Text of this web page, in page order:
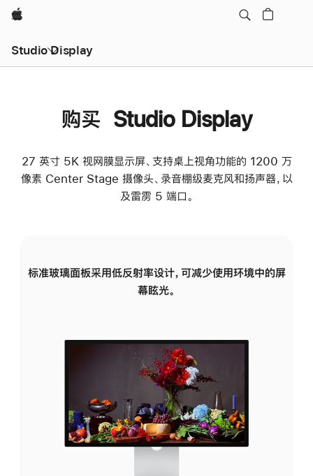
Apple
Studio Display
购买 Studio Display
27 英寸 5K 视网膜显示屏、支持桌上视角功能的 1200 万
像素 Center Stage 摄像头、录音棚级麦克风和扬声器，以
及雷雳 5 端口。
标准玻璃面板采用低反射率设计，可减少使用环境中的屏
幕眩光。